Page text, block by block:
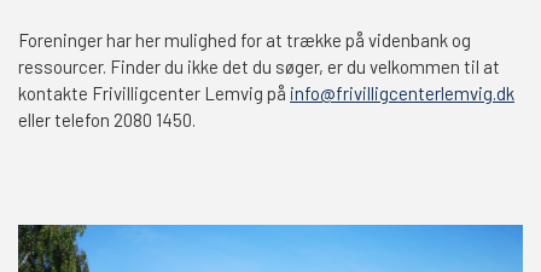
Foreninger har her mulighed for at trække på videnbank og
ressourcer. Finder du ikke det du søger, er du velkommen til at
kontakte Frivilligcenter Lemvig på info@frivilligcenterlemvig.dk
eller telefon 2080 1450.